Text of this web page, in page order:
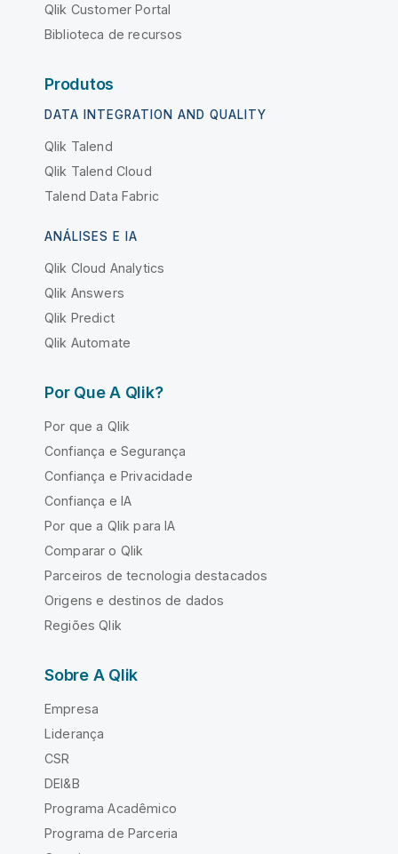
Qlik Customer Portal
Biblioteca de recursos
Produtos
DATA INTEGRATION AND QUALITY
Qlik Talend
Qlik Talend Cloud
Talend Data Fabric
ANÁLISES E IA
Qlik Cloud Analytics
Qlik Answers
Qlik Predict
Qlik Automate
Por Que A Qlik?
Por que a Qlik
Confiança e Segurança
Confiança e Privacidade
Confiança e IA
Por que a Qlik para IA
Comparar o Qlik
Parceiros de tecnologia destacados
Origens e destinos de dados
Regiões Qlik
Sobre A Qlik
Empresa
Liderança
CSR
DEI&B
Programa Acadêmico
Programa de Parceria